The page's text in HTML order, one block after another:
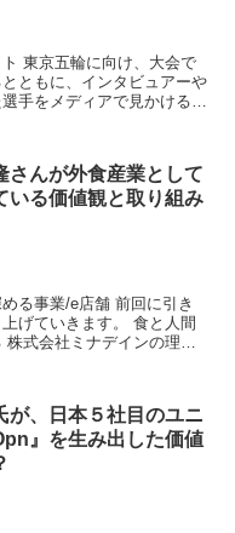
会で
ともに、インタビュアーや
手をメディアで見かけるこ
さんが外食産業として
いる価値観と取り組み
/e店舗 前回に引き
いきます。 食と人間
が、日本５社目のユニ
』を生み出した価値